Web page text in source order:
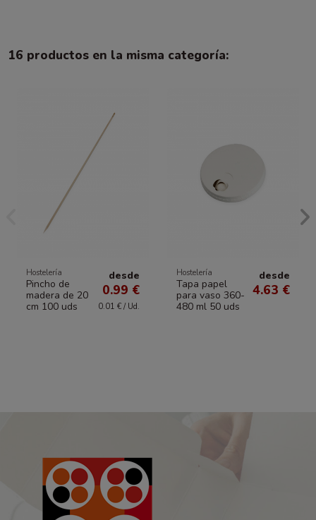
16 productos en la misma categoría:
Hostelería
Pincho de
madera de 20
cm 100 uds
desde
0.99 €
0.01 € / Ud.
Hostelería
Tapa papel
para vaso 360-
480 ml 50 uds
desde
4.63 €